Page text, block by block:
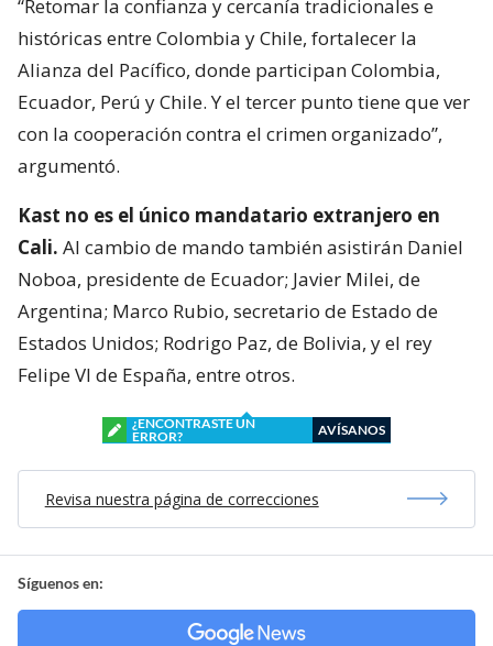
“Retomar la confianza y cercanía tradicionales e
históricas entre Colombia y Chile, fortalecer la
Alianza del Pacífico, donde participan Colombia,
Ecuador, Perú y Chile. Y el tercer punto tiene que ver
con la cooperación contra el crimen organizado”,
argumentó.
Kast no es el único mandatario extranjero en
Cali. Al cambio de mando también asistirán Daniel
Noboa, presidente de Ecuador; Javier Milei, de
Argentina; Marco Rubio, secretario de Estado de
Estados Unidos; Rodrigo Paz, de Bolivia, y el rey
Felipe VI de España, entre otros.
¿ENCONTRASTE UN
ERROR?
AVÍSANOS
Revisa nuestra página de correcciones
Síguenos en: